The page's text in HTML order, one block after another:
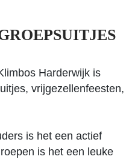
Harderwijk is
vrijgezellenfeesten,
is het een actief
is het een leuke